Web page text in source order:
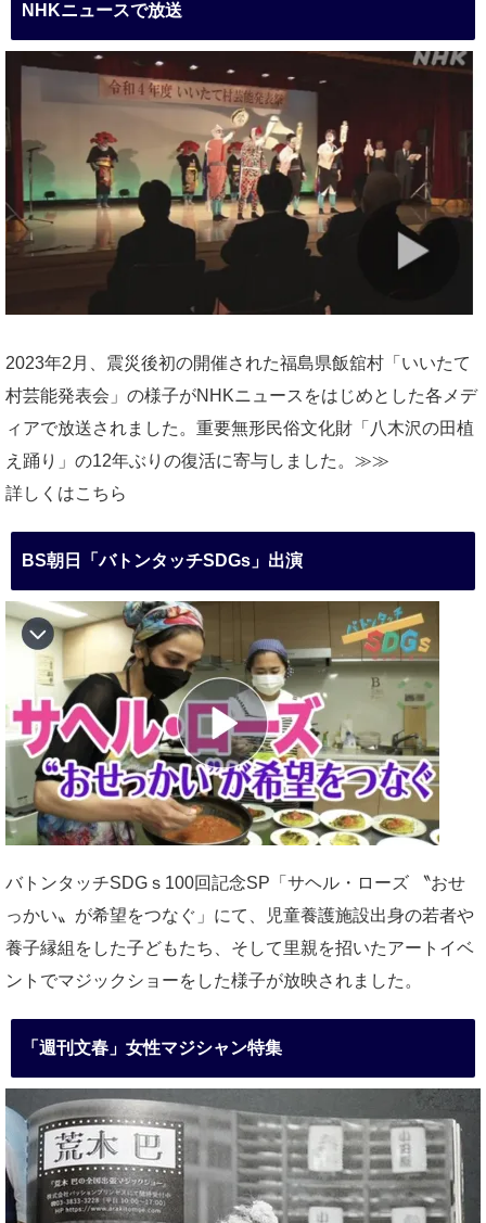
NHKニュースで放送
2023年2月、震災後初の開催された福島県飯舘村「いいたて
村芸能発表会」の様子がNHKニュースをはじめとした各メデ
ィアで放送されました。重要無形民俗文化財「八木沢の田植
え踊り」の12年ぶりの復活に寄与しました。≫≫
詳しくはこちら
BS朝日「バトンタッチSDGs」出演
バトンタッチSDGｓ100回記念SP「サヘル・ローズ 〝おせ
っかい〟が希望をつなぐ」にて、児童養護施設出身の若者や
養子縁組をした子どもたち、そして里親を招いたアートイベ
ントでマジックショーをした様子が放映されました。
「週刊文春」女性マジシャン特集